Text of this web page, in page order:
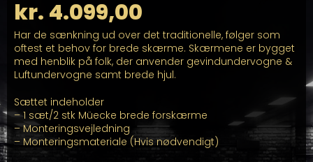
kr. 4.099,00
Har de sænkning ud over det traditionelle, følger som
oftest et behov for brede skærme. Skærmene er bygget
med henblik på folk, der anvender gevindundervogne &
Luftundervogne samt brede hjul.
Sættet indeholder
– 1 sæt/2 stk Müecke brede forskærme
– Monteringsvejledning
– Monteringsmateriale (Hvis nødvendigt)